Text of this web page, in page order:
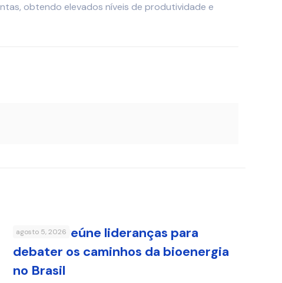
obtendo elevados níveis de produtividade e
agosto 5, 2026
FenaBio reúne lideranças para
debater os caminhos da bioenergia
no Brasil